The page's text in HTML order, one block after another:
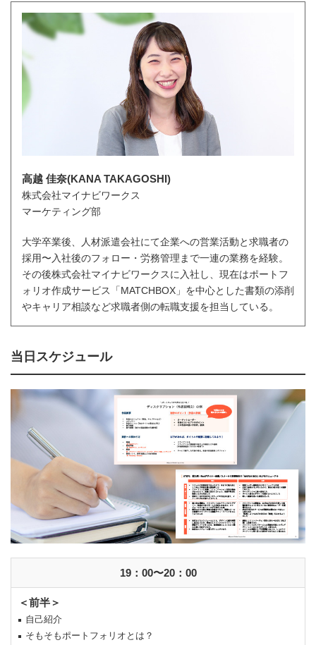
高越 佳奈(KANA TAKAGOSHI)
株式会社マイナビワークス
マーケティング部
大学卒業後、人材派遣会社にて企業への営業活動と求職者の
採用〜入社後のフォロー・労務管理まで一連の業務を経験。
その後株式会社マイナビワークスに入社し、現在はポートフ
ォリオ作成サービス「MATCHBOX」を中心とした書類の添削
やキャリア相談など求職者側の転職支援を担当している。
当日スケジュール
19：00〜20：00
＜前半＞
自己紹介
そもそもポートフォリオとは？